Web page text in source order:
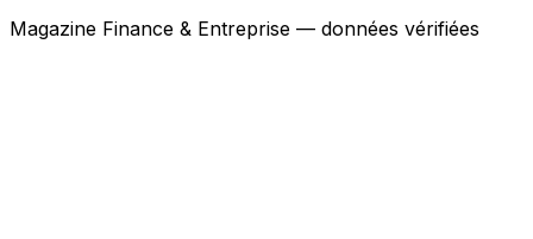
Magazine Finance & Entreprise — données vérifiées